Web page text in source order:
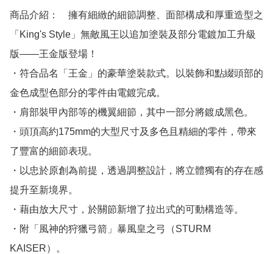
商品介紹：　擁有細緻的細節調整、面部構成和厚重造型之
「King's Style」無敵風王以追加塗裝及部分電鍍加工升級
版——王金版登場！
・符合品名「王金」的豪華塗裝款式。以裝飾和點綴頭部的
金色成型色部分的零件由電鍍完成。
・肩部裝甲內部等的機翼細節，其中一部分將鍍成黑色。
・頭頂高約175mm的大型尺寸及多色且精細的零件，帶來
了豐富的細節表現。
・以忠於原創為前提，透過調整設計，將立體獨有的存在感
提升至新境界。
・藉由放大尺寸，於關節新增了拉出式的可動構造等。
・附「風神的狩獵弓箭」暴風皇之弓（STURM
KAISER）。